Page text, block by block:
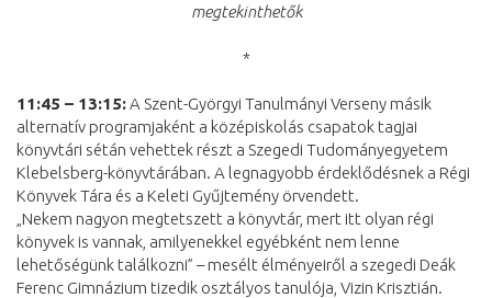
megtekinthetők
*
11:45 – 13:15:A Szent-Györgyi Tanulmányi Verseny másik
alternatív programjaként a középiskolás csapatok tagjai
könyvtári sétán vehettek részt a Szegedi Tudományegyetem
Klebelsberg-könyvtárában. A legnagyobb érdeklődésnek a Régi
Könyvek Tára és a Keleti Gyűjtemény örvendett.
„Nekem nagyon megtetszett a könyvtár, mert itt olyan régi
könyvek is vannak, amilyenekkel egyébként nem lenne
lehetőségünk találkozni” – mesélt élményeiről a szegedi Deák
Ferenc Gimnázium tizedik osztályos tanulója, Vizin Krisztián.